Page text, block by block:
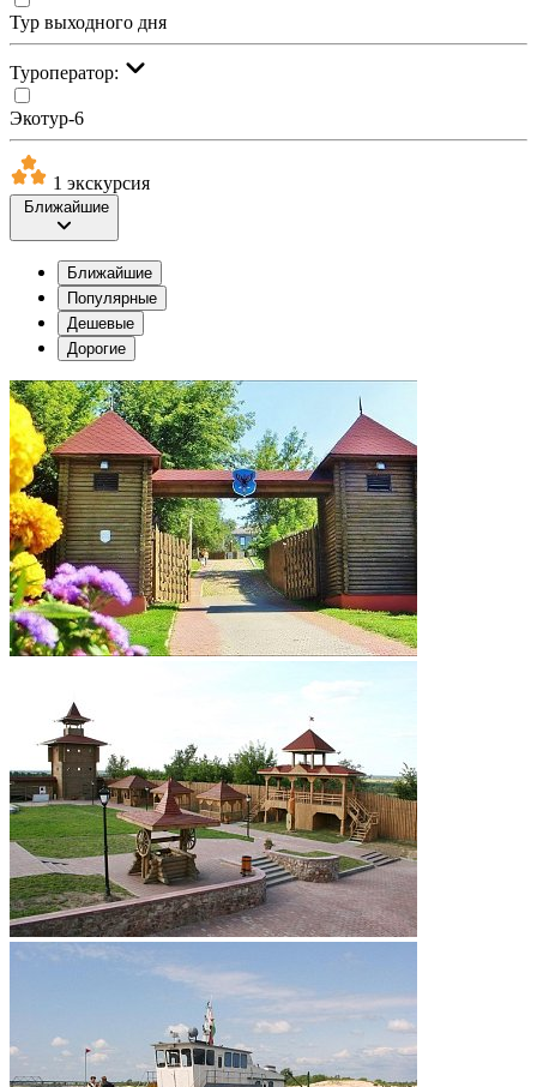
Тур выходного дня
Туроператор:
Экотур-6
1 экскурсия
Ближайшие
Ближайшие
Популярные
Дешевые
Дорогие